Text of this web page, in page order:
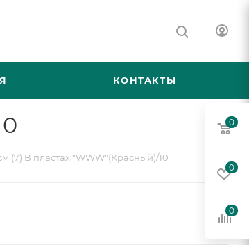
КОНТАКТЫ
(7) В пластах "WWW"(Красный)/10
0
0
0